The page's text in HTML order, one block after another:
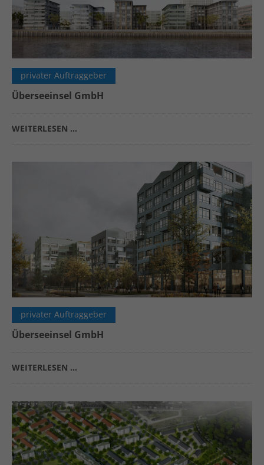
privater Auftraggeber
Überseeinsel GmbH
WEITERLESEN …
privater Auftraggeber
Überseeinsel GmbH
WEITERLESEN …